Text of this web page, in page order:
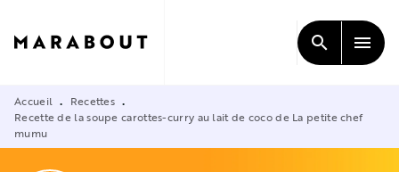
CONTENU
search menu
Accueil • Recettes •
Recette de la soupe carottes-curry au lait de coco de La petite chef
mumu